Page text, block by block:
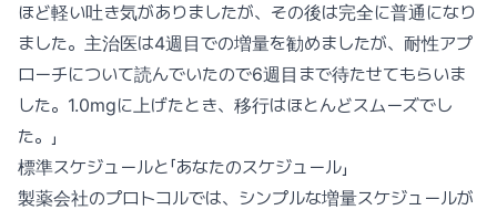
ほど軽い吐き気がありましたが、その後は完全に普通になり
ました。主治医は4週目での増量を勧めましたが、耐性アプ
ローチについて読んでいたので6週目まで待たせてもらいま
した。1.0mgに上げたとき、移行はほとんどスムーズでし
た。」
標準スケジュールと「あなたのスケジュール」
製薬会社のプロトコルでは、シンプルな増量スケジュールが